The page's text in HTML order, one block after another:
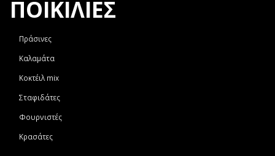
ΠΟΙΚΙΛΙΕΣ
Πράσινες
Καλαμάτα
Κοκτέιλ mix
Σταφιδάτες
Φουρνιστές
Κρασάτες